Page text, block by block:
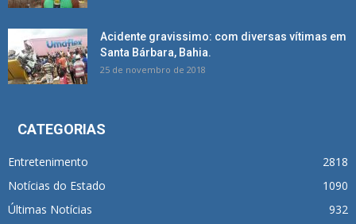
Acidente gravissimo: com diversas vítimas em
Santa Bárbara, Bahia.
25 de novembro de 2018
CATEGORIAS
Entretenimento
2818
Notícias do Estado
1090
Últimas Notícias
932